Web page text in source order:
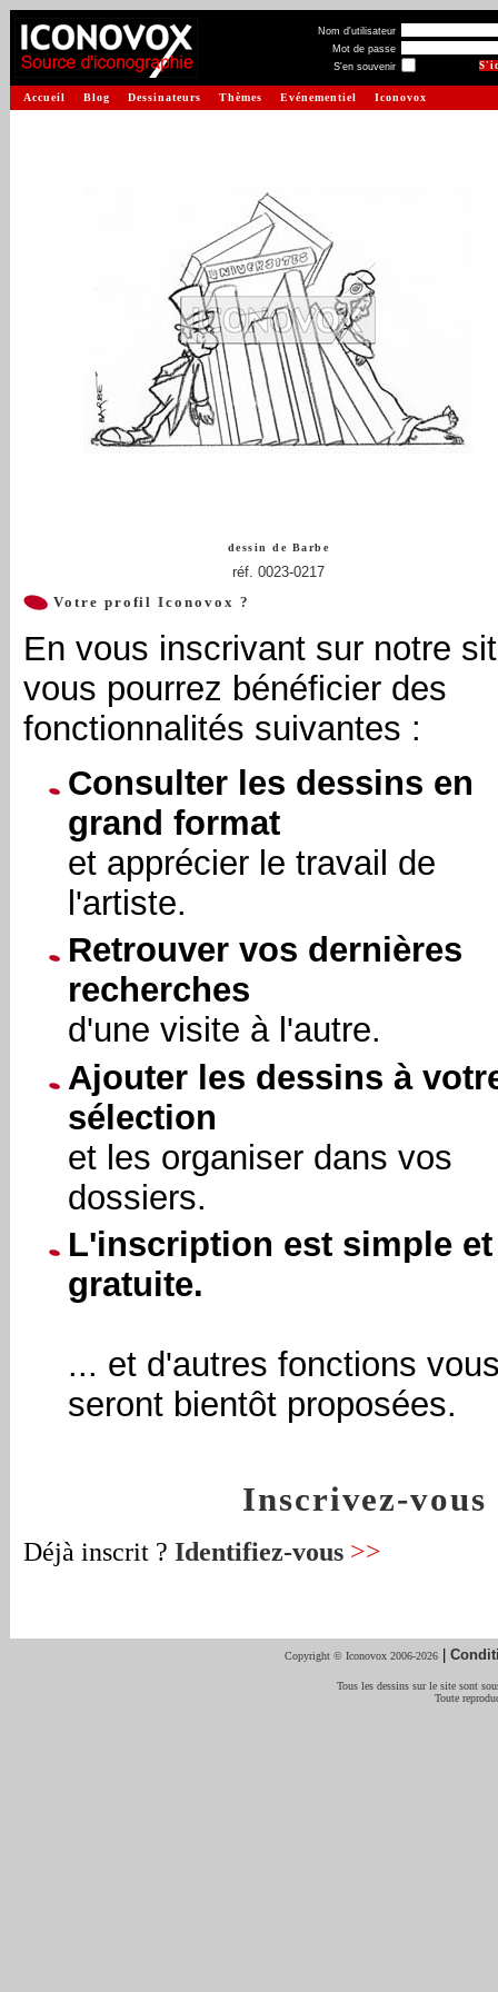
Nom d'utilisateur
Mot de passe
S'en souvenir
Accueil Blog Dessinateurs Thèmes Evénementiel Iconovox
dessin de Barbe
réf. 0023-0217
Votre profil Iconovox ?
En vous inscrivant sur notre
vous pourrez bénéficier des
fonctionnalités suivantes :
Consulter les dessins en
grand format
et apprécier le travail de
l'artiste.
Retrouver vos dernières
recherches
d'une visite à l'autre.
Ajouter les dessins à
sélection
et les organiser dans vos
dossiers.
L'inscription est simple et
gratuite.
... et d'autres fonctions
seront bientôt proposées.
Inscrivez-vous
Déjà inscrit ? Identifiez-vous >>
Copyright © Iconovox 2006-2026 |
Tous les dessins sur le site sont
Toute